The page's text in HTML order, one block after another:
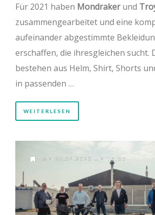
Für 2021 haben Mondrakerund
zusammengearbeitet und eine
aufeinander abgestimmte
erschaffen, die ihresgleichen sucht.
bestehen aus Helm, Shirt, Shorts
in passenden …
WEITERLESEN
AM 23.04.2020 UM 16:05